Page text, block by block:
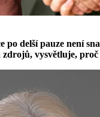
po delší pauze není
vysvětluje,